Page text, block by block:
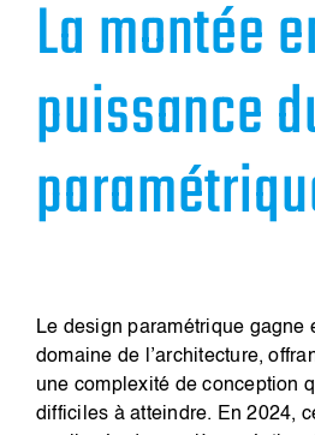
La montée
puissance
Le design paramétrique gagne
domaine de l’architecture,
une complexité de conception
difficiles à atteindre. En 2024,